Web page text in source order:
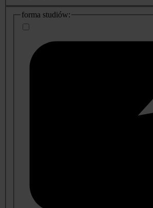
dodatkowe
informacje
forma studiów: